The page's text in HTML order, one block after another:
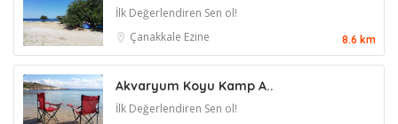
İlk Değerlendiren Sen ol!
Çanakkale Ezine 8.6 km
Akvaryum Koyu Kamp A..
İlk Değerlendiren Sen ol!